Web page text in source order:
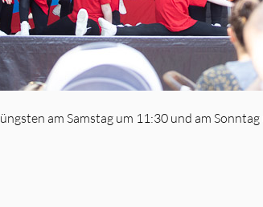
am Samstag um 11:30 und am